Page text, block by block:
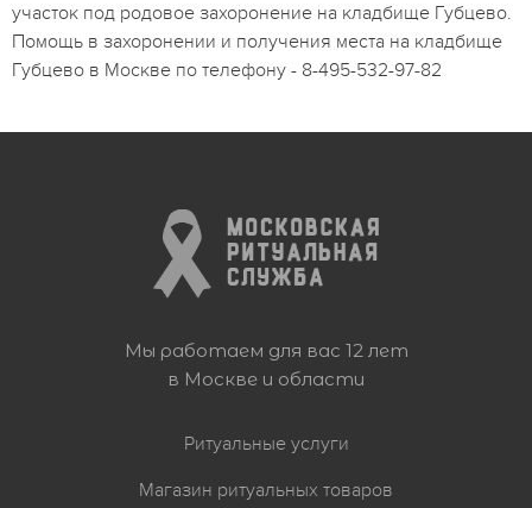
участок под родовое захоронение на кладбище Губцево.
Помощь в захоронении и получения места на кладбище
Губцево в Москве по телефону - 8-495-532-97-82
Мы работаем для вас 12 лет
в Москве и области
Ритуальные услуги
Магазин ритуальных товаров